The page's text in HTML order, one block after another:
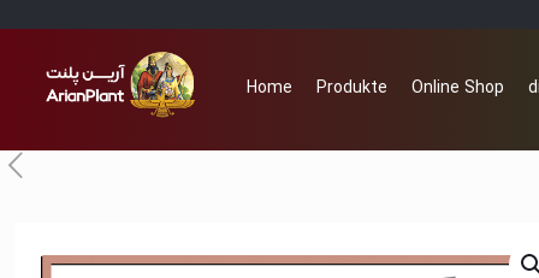
Home Produkte Online Shop